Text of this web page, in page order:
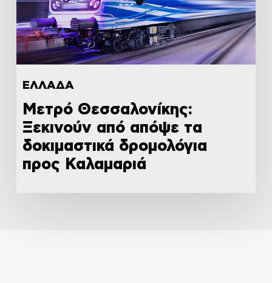
ΕΛΛΑΔΑ
Μετρό Θεσσαλονίκης:
Ξεκινούν από απόψε τα
δοκιμαστικά δρομολόγια
προς Καλαμαριά